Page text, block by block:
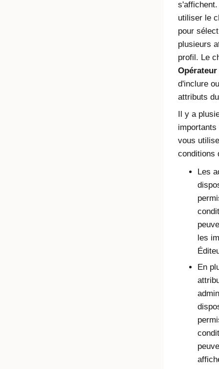
utiliser le
pour
plusieurs
profil. Le
Opérateur
d'inclure
attributs
Il y a
vous
conditions
Les
les
En